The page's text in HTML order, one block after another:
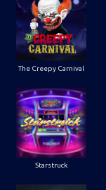
The Creepy Carnival
Starstruck